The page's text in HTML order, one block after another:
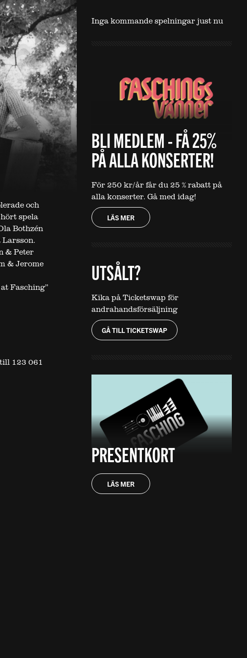
och
spela
Bothzén
& Peter
& Jerome
Fasching”
123 061
Inga kommande spelningar just nu
BLI MEDLEM - FÅ 25%
PÅ ALLA KONSERTER!
För 250 kr/år får du 25 % rabatt på
alla konserter. Gå med idag!
LÄS MER
UTSÅLT?
Kika på Ticketswap för
andrahandsförsäljning
GÅ TILL TICKETSWAP
PRESENTKORT
LÄS MER